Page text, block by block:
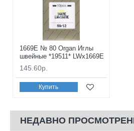
1669E № 80 Organ Иглы
швейные *19511* LWx1669E
145.60р.
Купить
НЕДАВНО